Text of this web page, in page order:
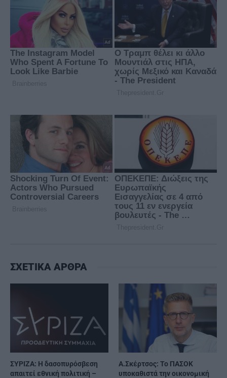
ΣΧΕΤΙΚΑ ΑΡΘΡΑ
ΣΥΡΙΖΑ: Η δασοπυρόσβεση
απαιτεί εθνική πολιτική –
Α.Σκέρτσος: Το ΠΑΣΟΚ
υποκαθιστά την οικονομική